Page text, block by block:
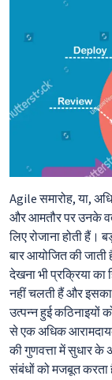
Agile समारोह, या,
और आमतौर पर उनके
लिए रोजाना होती
बार आयोजित की
देखना भी प्रक्रिया
नहीं चलती हैं और
उत्पन्न हुई
से एक अधिक आरामदायक
की गुणवत्ता में सुधार के
संबंधों को मजबूत करता